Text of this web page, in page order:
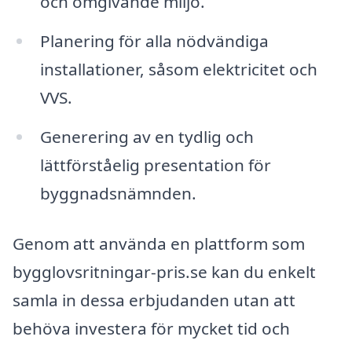
Planering för alla nödvändiga
installationer, såsom elektricitet och
VVS.
Generering av en tydlig och
lättförståelig presentation för
byggnadsnämnden.
Genom att använda en plattform som
bygglovsritningar-pris.se kan du enkelt
samla in dessa erbjudanden utan att
behöva investera för mycket tid och